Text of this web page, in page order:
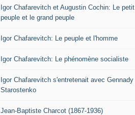
Igor Chafarevitch et Augustin Cochin: Le petit
peuple et le grand peuple
Igor Chafarevitch: Le peuple et l'homme
Igor Chafarevitch: Le phénomène socialiste
Igor Chafarevitch s'entretenait avec Gennady
Starostenko
Jean-Baptiste Charcot (1867-1936)